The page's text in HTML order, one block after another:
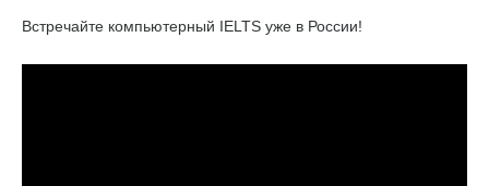
Встречайте компьютерный IELTS уже в России!